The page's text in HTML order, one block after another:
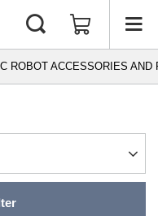
ROBOT ACCESSORIES AND